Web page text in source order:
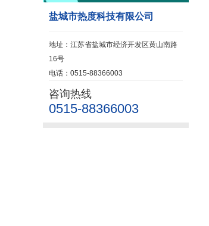
盐城市热度科技有限公司
地址：江苏省盐城市经济开发区黄山南路
16号
电话：0515-88366003
咨询热线
0515-88366003